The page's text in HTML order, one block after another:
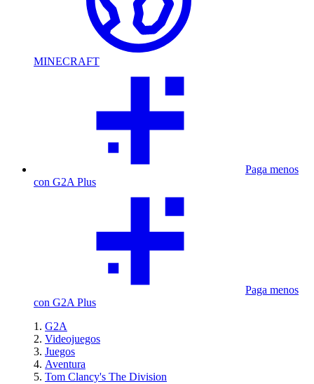
MINECRAFT
Paga menos
con G2A Plus
Paga menos
con G2A Plus
G2A
Videojuegos
Juegos
Aventura
Tom Clancy's The Division